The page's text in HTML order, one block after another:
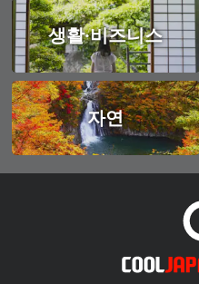
생활·비즈니스
자연